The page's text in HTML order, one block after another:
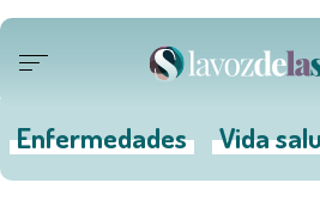
Enfermedades Vida